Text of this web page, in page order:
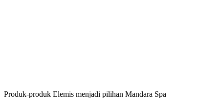
Produk-produk Elemis menjadi pilihan Mandara Spa